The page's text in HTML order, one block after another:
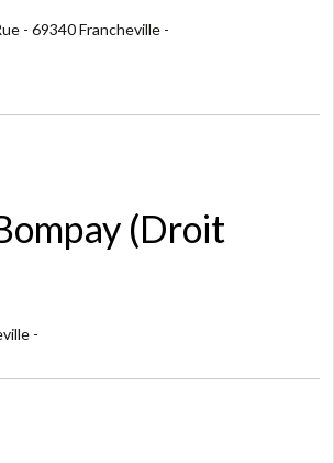
- 69340 Francheville -
(Droit
-